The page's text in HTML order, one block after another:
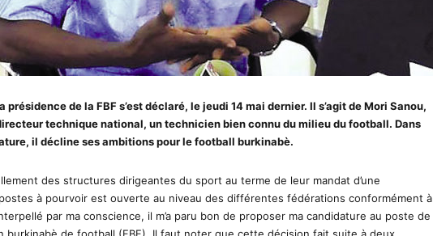
de la FBF s’est déclaré, le jeudi 14 mai dernier. Il s’agit de Mori Sanou,
technique national, un technicien bien connu du milieu du football. Dans
il décline ses ambitions pour le football burkinabè.
des structures dirigeantes du sport au terme de leur mandat d’une
à pourvoir est ouverte au niveau des différentes fédérations conformément à
par ma conscience, il m’a paru bon de proposer ma candidature au poste de
burkinabè de football (FBF). Il faut noter que cette décision fait suite à deux